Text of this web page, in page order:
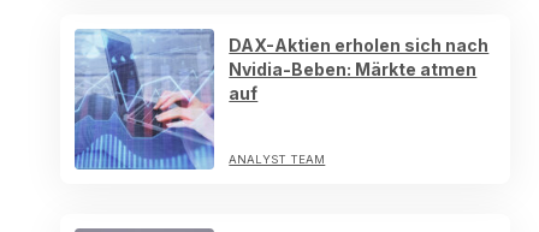
DAX-Aktien erholen sich nach
Nvidia-Beben: Märkte atmen
auf
ANALYST TEAM